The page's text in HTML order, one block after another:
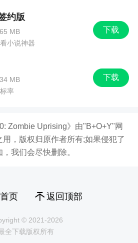
下载
约版
MB
小说神器
下载
MB
率
Zombie Uprising》由"B+O+Y"网
，版权归原作者所有;如果侵犯了
我们会尽快删除。
页 返回顶部
© 2021-2026
全下载版权所有